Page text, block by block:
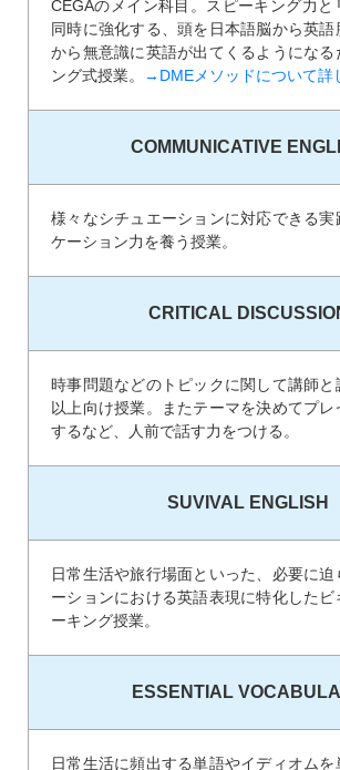
CEGAのメイン科目。スピーキング力と
同時に強化する、頭を日本語脳から英語
から無意識に英語が出てくるようになる
ング式授業。
→DMEメソッドについて詳
COMMUNICATIVE
様々なシチュエーションに対応できる実
ケーション力を養う授業。
CRITICAL
時事問題などのトピックに関して講師
以上向け授業。またテーマを決めてプレ
するなど、人前で話す力をつける。
SUVIVAL ENGLISH
日常生活や旅行場面といった、必要に迫
ーションにおける英語表現に特化した
ーキング授業。
ESSENTIAL
日常生活に頻出する単語やイディオム